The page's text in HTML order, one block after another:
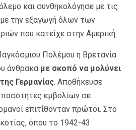
και συνθηκολόγησε με τις
με την εξαγωγή όλων των
που κατείχε στην Αμερική.
Πολέμου η Βρετανία
άνθρακα με σκοπό να μολύνει
Γερμανίας. Αποθήκευσε
ποσότητες εμβολίων σε
επιτίθονταν πρώτοι. Στο
όπου το 1942-43